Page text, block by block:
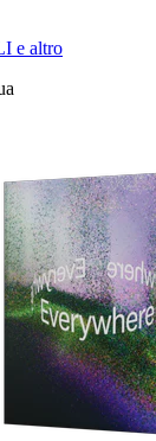
e altro